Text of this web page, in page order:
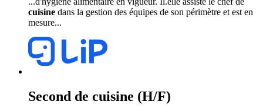
cuisine dans la gestion des équipes de son périmètre et est en
mesure...
Second de cuisine (H/F)